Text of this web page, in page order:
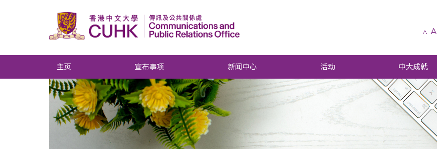
A A
主页 宣布事项 新闻中心 活动 中大成就